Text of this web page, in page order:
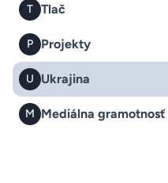
T Tlač
P Projekty
U Ukrajina
M Mediálna gramotnosť